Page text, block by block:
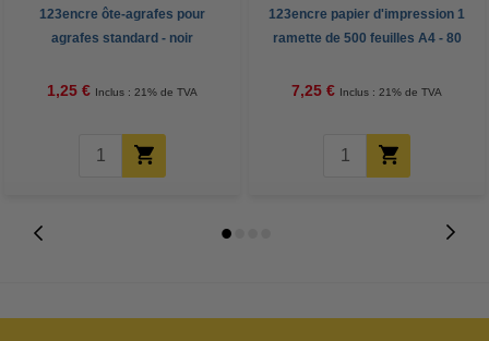
123encre ôte-agrafes pour
agrafes standard - noir
1,25 € Inclus : 21% de TVA
123encre papier d'impression 1
ramette de 500 feuilles A4 - 80
7,25 € Inclus : 21% de TVA